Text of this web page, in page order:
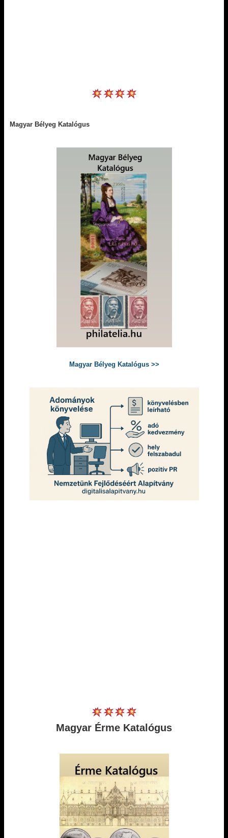
Magyar Bélyeg Katalógus
Magyar Bélyeg Katalógus >>
Magyar Érme Katalógus